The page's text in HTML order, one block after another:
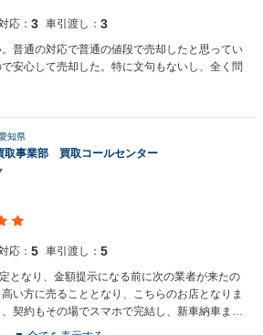
応： 3 車引渡し： 3
普通の対応で普通の値段で売却したと思ってい
安心して売却した。特に文句もないし、全く問
知県
取事業部 買取コールセンター
応： 5 車引渡し： 5
となり、金額提示になる前に次の業者が来たの
い方に売ることとなり、こちらのお店となりま
契約もその場でスマホで完結し、新車納車まで
あり、丁寧でした。